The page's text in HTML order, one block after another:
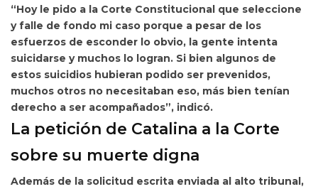
“Hoy le pido a la Corte Constitucional que seleccione
y falle de fondo mi caso porque a pesar de los
esfuerzos de esconder lo obvio, la gente intenta
suicidarse y muchos lo logran. Si bien algunos de
estos suicidios hubieran podido ser prevenidos,
muchos otros no necesitaban eso, más bien tenían
derecho a ser acompañados”, indicó.
La petición de Catalina a la Corte
sobre su muerte digna
Además de la solicitud escrita enviada al alto tribunal,